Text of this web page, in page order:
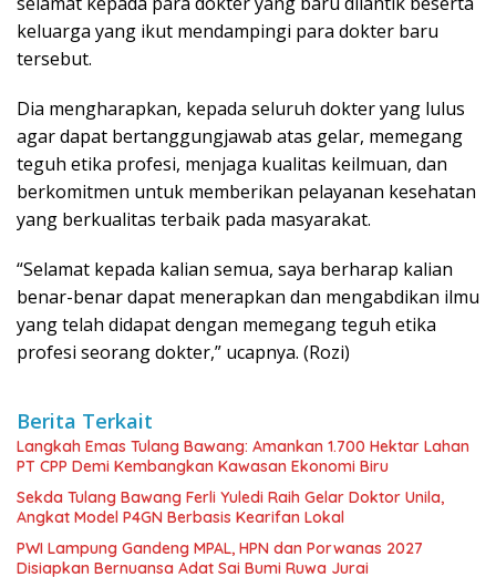
keluarga yang ikut mendampingi para dokter baru
tersebut.
Dia mengharapkan, kepada seluruh dokter yang lulus
agar dapat bertanggungjawab atas gelar, memegang
teguh etika profesi, menjaga kualitas keilmuan, dan
berkomitmen untuk memberikan pelayanan kesehatan
yang berkualitas terbaik pada masyarakat.
“Selamat kepada kalian semua, saya berharap kalian
benar-benar dapat menerapkan dan mengabdikan ilmu
yang telah didapat dengan memegang teguh etika
profesi seorang dokter,” ucapnya. (Rozi)
Berita Terkait
Langkah Emas Tulang Bawang: Amankan 1.700 Hektar Lahan
PT CPP Demi Kembangkan Kawasan Ekonomi Biru
Sekda Tulang Bawang Ferli Yuledi Raih Gelar Doktor Unila,
Angkat Model P4GN Berbasis Kearifan Lokal
PWI Lampung Gandeng MPAL, HPN dan Porwanas 2027
Disiapkan Bernuansa Adat Sai Bumi Ruwa Jurai